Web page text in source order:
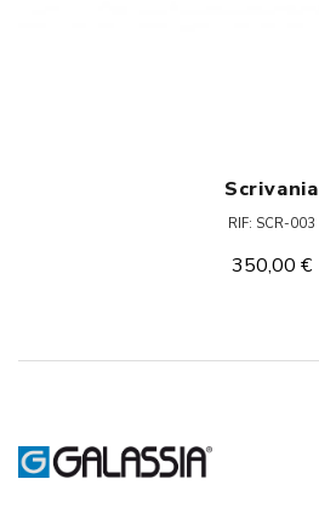
Scrivania
RIF: SCR-003
350,00 €